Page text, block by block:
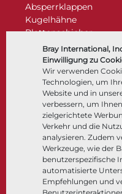
Bray International,
Einwilligung zu
Wir verwenden
Technologien, um
Website und in
verbessern, um
zielgerichtete
Verkehr und die
analysieren. Zudem
Werkzeuge, wie der
benutzerspezifische
automatisierte
Empfehlungen und
Absperrklappen
Kugelhähne
Plattenschieber
Regelarmaturen
Rückschlagklappen
Antriebe |
Steuer- und
Tieftemperatur​​​​​​​
Unternehmen
Über
Standorte
Nachhaltigkeit